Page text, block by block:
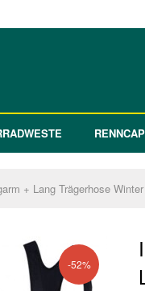
RENNCAP
+ Lang Trägerhose
-52%